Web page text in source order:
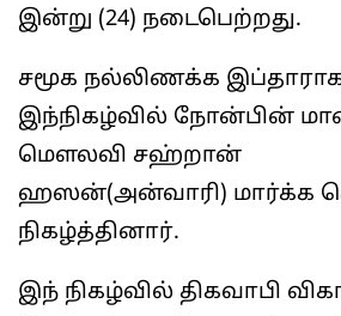
இன்று (24) நடைபெற்றது.
சமூக நல்லிணக்க
இந்நிகழ்வில் நோன்பின்
மௌலவி சஹ்றான்
ஹஸன்(அன்வாரி) மார்க்க
நிகழ்த்தினார்.
இந் நிகழ்வில் திகவாபி